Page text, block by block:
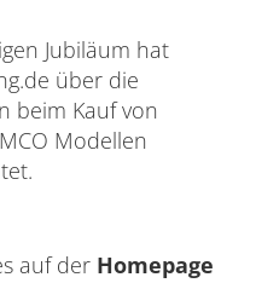
Jubiläum hat
über die
beim Kauf von
Modellen
auf der Homepage